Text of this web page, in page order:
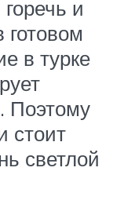
и
в турке
Поэтому
стоит
светлой